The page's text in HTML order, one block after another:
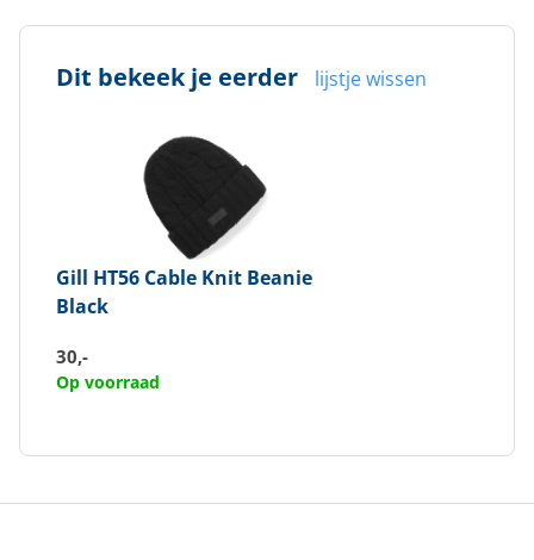
Dit bekeek je eerder lijstje wissen
Gill HT56 Cable Knit Beanie
Black
30,-
Op voorraad